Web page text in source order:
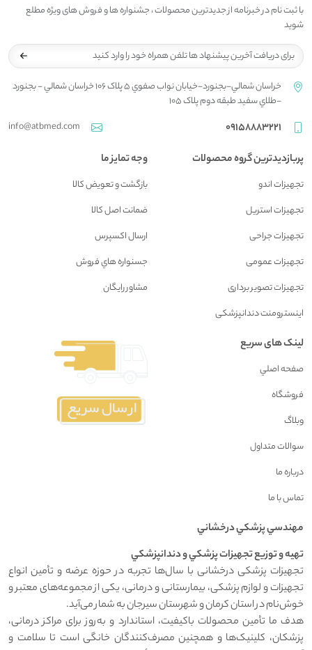
با ثبت نام در خبرنامه از جدیدترین محصولات ، جشنواره ها و فروش های ویژه مطلع
شوید
خراسان شمالي-بجنورد-خيابان نواب صفوي 5 پلاک 106 خراسان شمالي - بجنورد
-طلاي سفيد طبقه دوم پلاک 105
09158883221
info@atbmed.com
پربازدیدترین گروه محصولات
تجهیزات اندو
تجهیزات استریل
تجهیزات جراحی
تجهیزات عمومی
تجهیزات تصویر برداری
اینسترومنت دندانپزشکی
وجه تمایز ما
بازگشت و تعويض کالا
ضمانت اصل کالا
ارسال اکسپرس
جسنواره هاي فروش
مشاور رايگان
لینک های سریع
صفحه اصلي
فروشگاه
وبلاگ
سوالات متداول
درباره ما
تماس با ما
مهندسي پزشکي درخشاني
تهيه و توزيع تجهيزات پزشکي و دندانپزشکي
تجهیزات پزشکی درخشانی با سال‌ها تجربه در حوزه عرضه و تأمین انواع
تجهیزات و لوازم پزشکی، بیمارستانی و درمانی، یکی از مجموعه‌های معتبر و
خوش‌نام در استان کرمان و شهرستان سیرجان به شمار می‌آید.
هدف ما تأمین محصولات باکیفیت، استاندارد و به‌روز برای مراکز درمانی،
پزشکان، کلینیک‌ها و همچنین مصرف‌کنندگان خانگی است تا سلامت و